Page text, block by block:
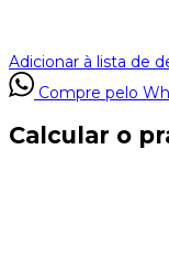
Adicionar à lista de
Compre pelo
Calcular o